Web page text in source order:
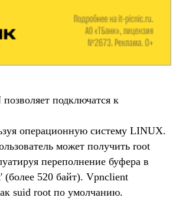
подключатся к
операционную систему LINUX.
может получить root
переполнение буфера в
(более 520 байт). Vpnclient
suid root по умолчанию.